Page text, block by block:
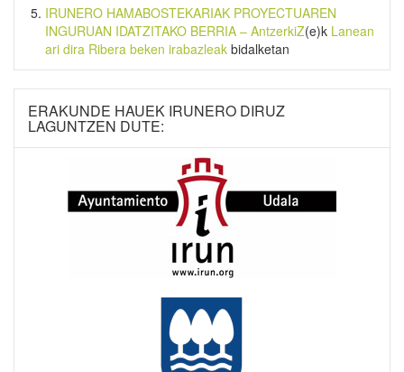
IRUNERO HAMABOSTEKARIAK PROYECTUAREN
INGURUAN IDATZITAKO BERRIA – AntzerkiZ(e)k Lanean
ari dira Ribera beken irabazleak bidalketan
ERAKUNDE HAUEK IRUNERO DIRUZ
LAGUNTZEN DUTE: